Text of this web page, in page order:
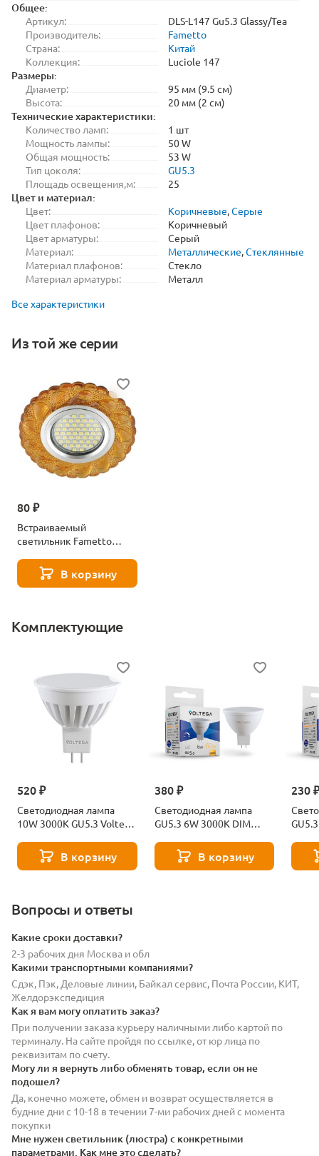
Общее:
Артикул:
DLS-L147 Gu5.3 Glassy/Tea
Производитель:
Fametto
Страна:
Китай
Коллекция:
Luciole 147
Размеры:
Диаметр:
95 мм (9.5 см)
Высота:
20 мм (2 см)
Технические характеристики:
Количество ламп:
1 шт
Мощность лампы:
50 W
Общая мощность:
53 W
Тип цоколя:
GU5.3
Площадь освещения,м:
25
Цвет и материал:
Цвет: Коричневые,Серые
Цвет плафонов:
Коричневый
Цвет арматуры:
Серый
Материал:
Металлические,Стеклянные
Материал плафонов:
Стекло
Материал арматуры:
Металл
Все характеристики
Из той же серии
80 ₽
Встраиваемый
светильник Fametto
Glassy/GoldВ корзину
Комплектующие
520 ₽
Светодиодная лампа
10W 3000K GU5.3 Voltega
В корзину
380 ₽
Светодиодная лампа
GU5.3 6W 3000K DIM
В корзину
230
Вопросы и ответы
Какие сроки доставки?
2-3 рабочих дня Москва и обл
Какими транспортными компаниями?
Сдэк, Пэк, Деловые линии, Байкал сервис, Почта России, КИТ,
Желдорэкспедиция
Как я вам могу оплатить заказ?
При получении заказа курьеру наличными либо картой по
терминалу. На сайте пройдя по ссылке, от юр лица по
реквизитам по счету.
Могу ли я вернуть либо обменять товар, если он не
подошел?
Да, конечно можете, обмен и возврат осуществляется в
будние дни с 10-18 в течении 7-ми рабочих дней с момента
покупки
Мне нужен светильник (люстра) с конкретными
параметрами. Как мне это сделать?